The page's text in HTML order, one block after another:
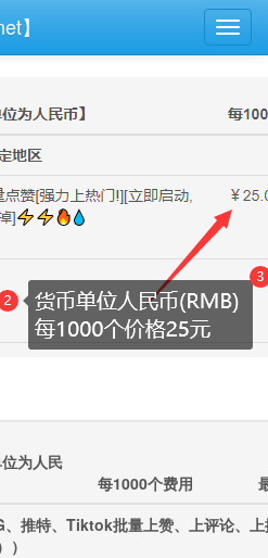
】
为人民
每1000个费用
、推特、Tiktok批量上赞、上评论、